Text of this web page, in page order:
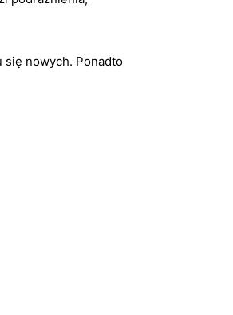
się nowych. Ponadto